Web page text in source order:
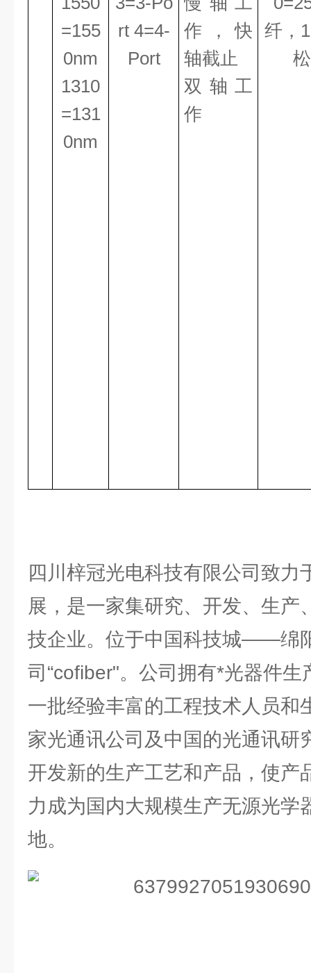
=155
0nm
1310
=131
0nm
rt 4=4-
Port
作
，快
轴截止
双轴工
作
纤，
四川梓冠光电科技有限公司致力
展，是一家集研究、开发、生产
技企业。位于中国科技城——绵
司“cofiber"。公司拥有*光器件
一批经验丰富的工程技术人员和
家光通讯公司及中国的光通讯研
开发新的生产工艺和产品，使产
力成为国内大规模生产无源光学
地。